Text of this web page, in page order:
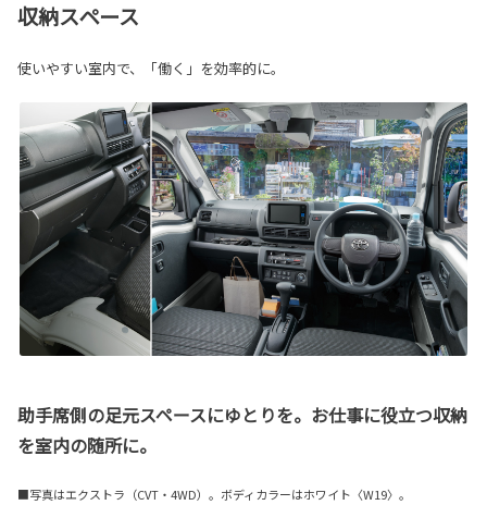
収納スペース
使いやすい室内で、「働く」を効率的に。
助手席側の足元スペースにゆとりを。お仕事に役立つ収納
を室内の随所に。
■写真はエクストラ（CVT・4WD）。ボディカラーはホワイト〈W19〉。